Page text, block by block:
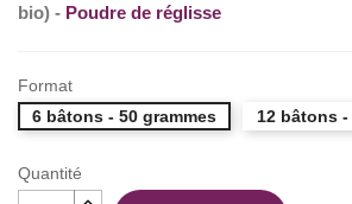
bio) - Poudre de réglisse
Format
6 bâtons - 50 grammes
12 bâtons -
Quantité